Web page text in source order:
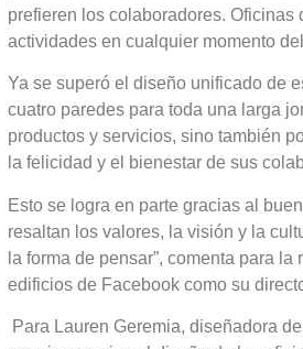
prefieren los colaboradores.
actividades en cualquier momento
Ya se superó el diseño unificado de
cuatro paredes para toda una larga
productos y servicios, sino también
la felicidad y el bienestar de sus
Esto se logra en parte gracias al
resaltan los valores, la visión y la
la forma de pensar”, comenta para la
edificios de Facebook como su
Para Lauren Geremia, diseñadora